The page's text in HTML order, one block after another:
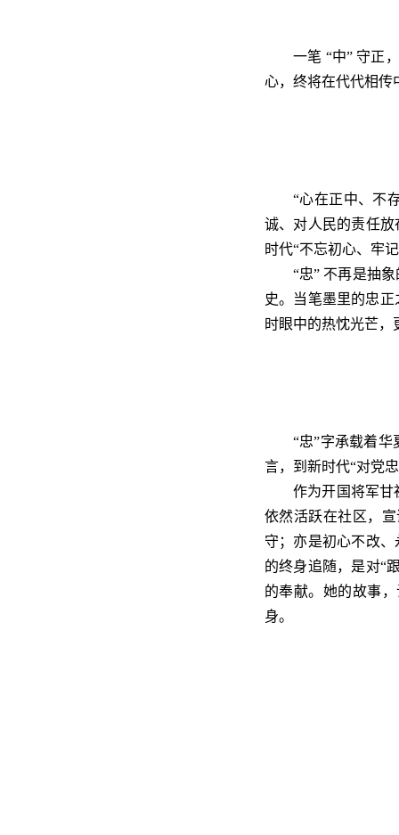
一笔 “中” 守正
心，终将在代代相传
“心在正中、不
诚、对人民的责任
时代“不忘初心、牢
“忠” 不再是抽
史。当笔墨里的忠
时眼中的热忱光芒
“忠”字承载着
言，到新时代“对党
作为开国将军甘
依然活跃在社区，
守；亦是初心不改
的终身追随，是对“
的奉献。她的故事
身。